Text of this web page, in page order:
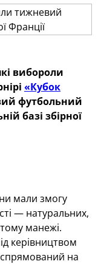
вибороли
«Кубок
футбольний
базі збірної
мали змогу
— натуральних,
манежі.
керівництвом
спрямований на